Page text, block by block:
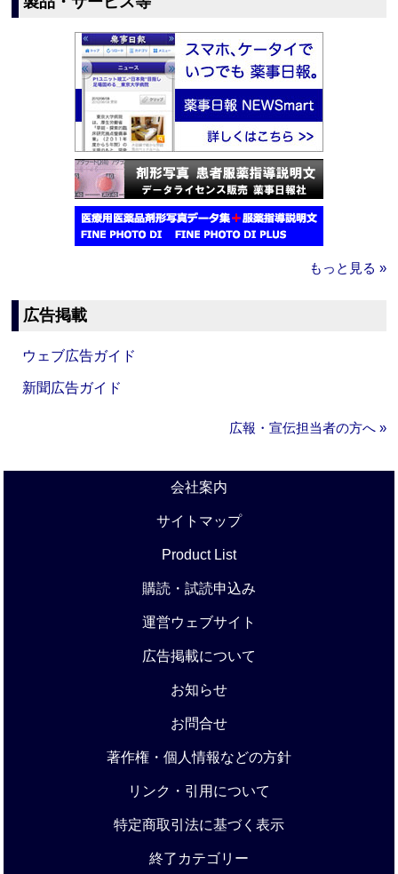
もっと見る »
広告掲載
ウェブ広告ガイド
新聞広告ガイド
広報・宣伝担当者の方へ »
会社案内
サイトマップ
Product List
購読・試読申込み
運営ウェブサイト
広告掲載について
お知らせ
お問合せ
著作権・個人情報などの方針
リンク・引用について
特定商取引法に基づく表示
終了カテゴリー